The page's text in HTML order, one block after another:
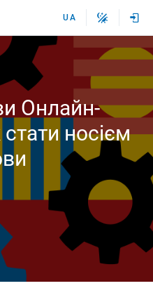
UA
Онлайн-
носієм